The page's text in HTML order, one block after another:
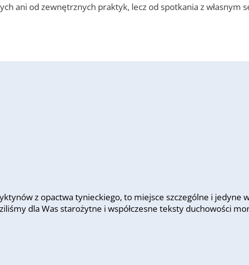
ani od zewnętrznych praktyk, lecz od spotkania z własnym
z opactwa tynieckiego, to miejsce szczególne i jedyne
dla Was starożytne i współczesne teksty duchowości